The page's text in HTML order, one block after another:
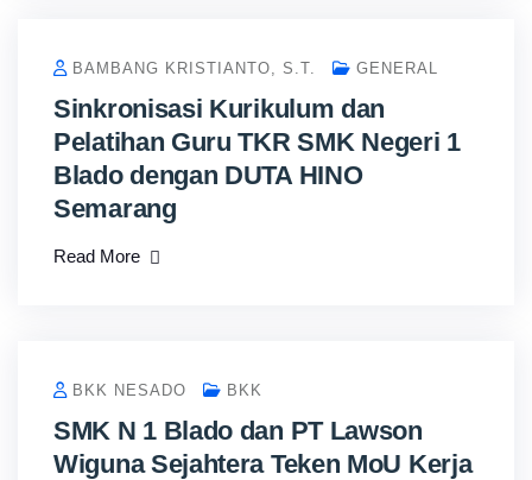
BAMBANG KRISTIANTO, S.T. GENERAL
Sinkronisasi Kurikulum dan
Pelatihan Guru TKR SMK Negeri 1
Blado dengan DUTA HINO
Semarang
Read More
BKK NESADO BKK
SMK N 1 Blado dan PT Lawson
Wiguna Sejahtera Teken MoU Kerja